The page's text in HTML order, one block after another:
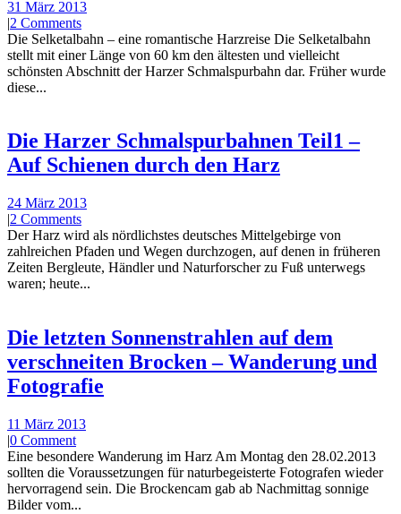
31 März 2013
|2 Comments
Die Selketalbahn – eine romantische Harzreise Die Selketalbahn
stellt mit einer Länge von 60 km den ältesten und vielleicht
schönsten Abschnitt der Harzer Schmalspurbahn dar. Früher wurde
diese...
Die Harzer Schmalspurbahnen Teil1 –
Auf Schienen durch den Harz
24 März 2013
|2 Comments
Der Harz wird als nördlichstes deutsches Mittelgebirge von
zahlreichen Pfaden und Wegen durchzogen, auf denen in früheren
Zeiten Bergleute, Händler und Naturforscher zu Fuß unterwegs
waren; heute...
Die letzten Sonnenstrahlen auf dem
verschneiten Brocken – Wanderung und
Fotografie
11 März 2013
|0 Comment
Eine besondere Wanderung im Harz Am Montag den 28.02.2013
sollten die Voraussetzungen für naturbegeisterte Fotografen wieder
hervorragend sein. Die Brockencam gab ab Nachmittag sonnige
Bilder vom...